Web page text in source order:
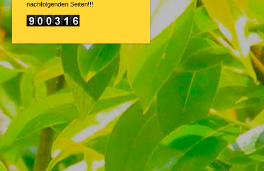
nachfolgenden Seiten!!!